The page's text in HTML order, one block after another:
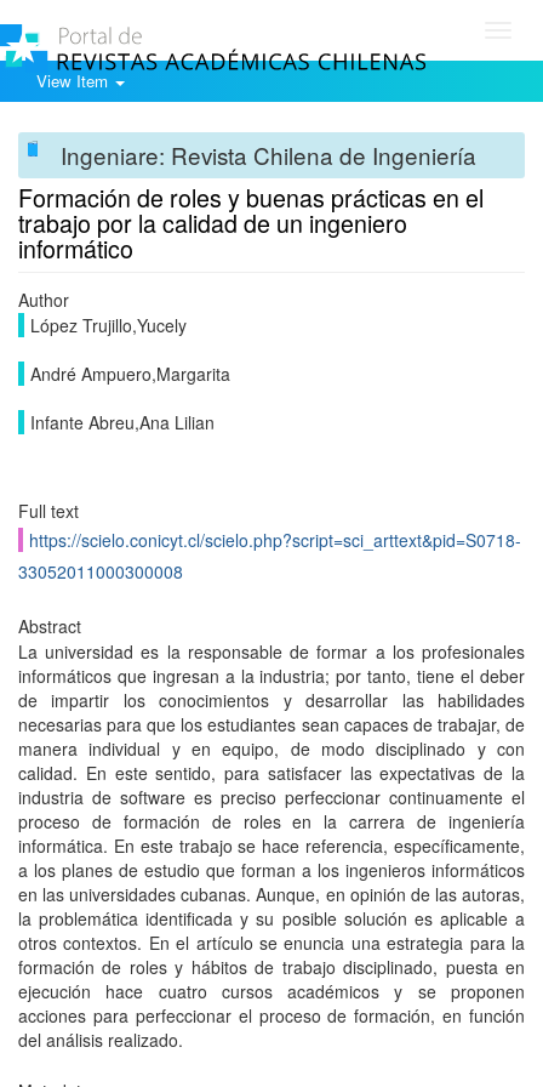
View Item
Ingeniare: Revista Chilena de Ingeniería
Formación de roles y buenas prácticas en el
trabajo por la calidad de un ingeniero
informático
Author
López Trujillo,Yucely
André Ampuero,Margarita
Infante Abreu,Ana Lilian
Full text
https://scielo.conicyt.cl/scielo.php?script=sci_arttext&pid=S0718-
33052011000300008
Abstract
La universidad es la responsable de formar a los profesionales
informáticos que ingresan a la industria; por tanto, tiene el deber
de impartir los conocimientos y desarrollar las habilidades
necesarias para que los estudiantes sean capaces de trabajar, de
manera individual y en equipo, de modo disciplinado y con
calidad. En este sentido, para satisfacer las expectativas de la
industria de software es preciso perfeccionar continuamente el
proceso de formación de roles en la carrera de ingeniería
informática. En este trabajo se hace referencia, específicamente,
a los planes de estudio que forman a los ingenieros informáticos
en las universidades cubanas. Aunque, en opinión de las autoras,
la problemática identificada y su posible solución es aplicable a
otros contextos. En el artículo se enuncia una estrategia para la
formación de roles y hábitos de trabajo disciplinado, puesta en
ejecución hace cuatro cursos académicos y se proponen
acciones para perfeccionar el proceso de formación, en función
del análisis realizado.